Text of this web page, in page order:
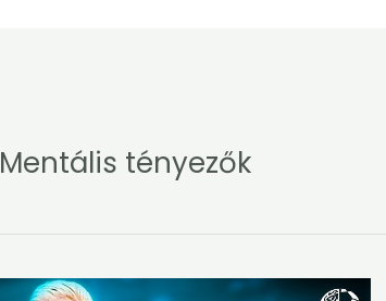
Mentális tényezők